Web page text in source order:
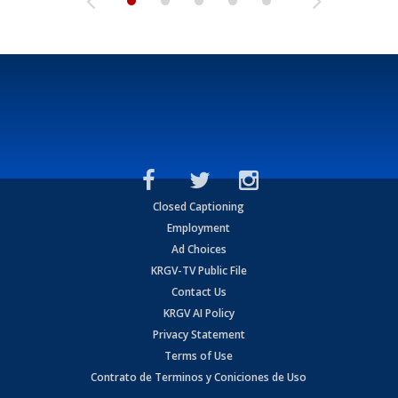
Closed Captioning
Employment
Ad Choices
KRGV-TV Public File
Contact Us
KRGV AI Policy
Privacy Statement
Terms of Use
Contrato de Terminos y Coniciones de Uso